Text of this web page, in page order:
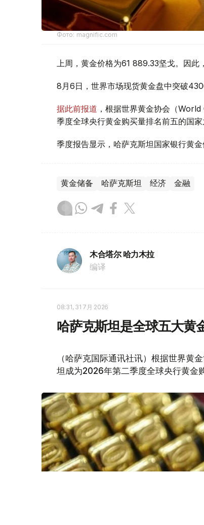
Фото: magnific.com
上周，黄金价格为61 889.33坚戈。因
8月6日，世界市场现货黄金盘中突破
据此前报道 ，根据世界黄金协会（
季度全球央行黄金购买量排名前五的国家
季度报告显示，哈萨克斯坦国家银行黄金
黄金储备 哈萨克斯坦 经济 金融
木合塔尔 哈力木拉
编译
08:31, 31 7月 2026
哈萨克斯坦是全球五大黄
（哈萨克国际通讯社讯）根据世界
坦成为2026年第二季度全球央行黄金